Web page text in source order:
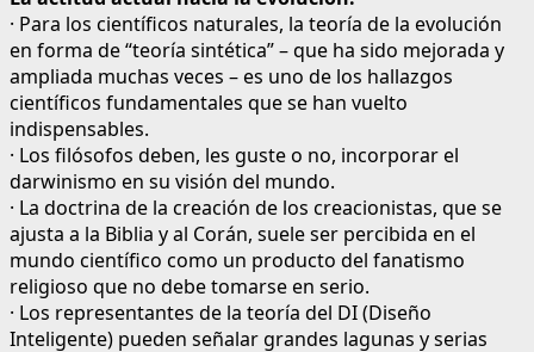
· Para los científicos naturales, la teoría de la evolución
en forma de “teoría sintética” – que ha sido mejorada y
ampliada muchas veces – es uno de los hallazgos
científicos fundamentales que se han vuelto
indispensables.
· Los filósofos deben, les guste o no, incorporar el
darwinismo en su visión del mundo.
· La doctrina de la creación de los creacionistas, que se
ajusta a la Biblia y al Corán, suele ser percibida en el
mundo científico como un producto del fanatismo
religioso que no debe tomarse en serio.
· Los representantes de la teoría del DI (Diseño
Inteligente) pueden señalar grandes lagunas y serias